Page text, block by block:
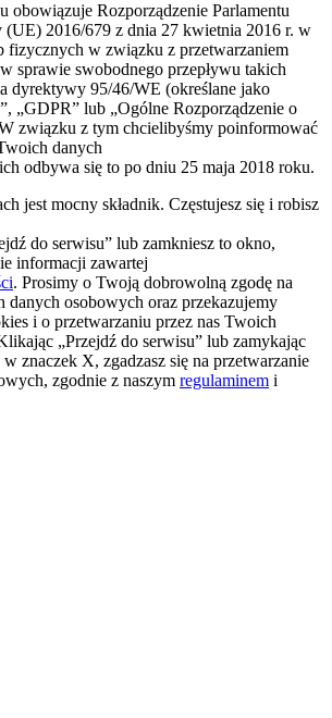
obowiązuje Rozporządzenie Parlamentu
(UE) 2016/679 z dnia 27 kwietnia 2016 r. w
fizycznych w związku z przetwarzaniem
sprawie swobodnego przepływu takich
dyrektywy 95/46/WE (określane jako
„GDPR” lub „Ogólne Rozporządzenie o
związku z tym chcielibyśmy poinformować
danych
odbywa się to po dniu 25 maja 2018 roku.
jest mocny składnik. Częstujesz się i robisz
do serwisu” lub zamkniesz to okno,
informacji zawartej
. Prosimy o Twoją dobrowolną zgodę na
danych osobowych oraz przekazujemy
i o przetwarzaniu przez nas Twoich
„Przejdź do serwisu” lub zamykając
znaczek X, zgadzasz się na przetwarzanie
zgodnie z naszym regulaminem i